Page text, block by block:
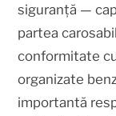
siguranță —
partea
conformitate
organizate
importantă